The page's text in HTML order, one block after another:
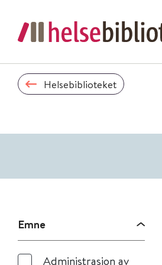
Helsebiblioteket
Emne
Administrasjon av